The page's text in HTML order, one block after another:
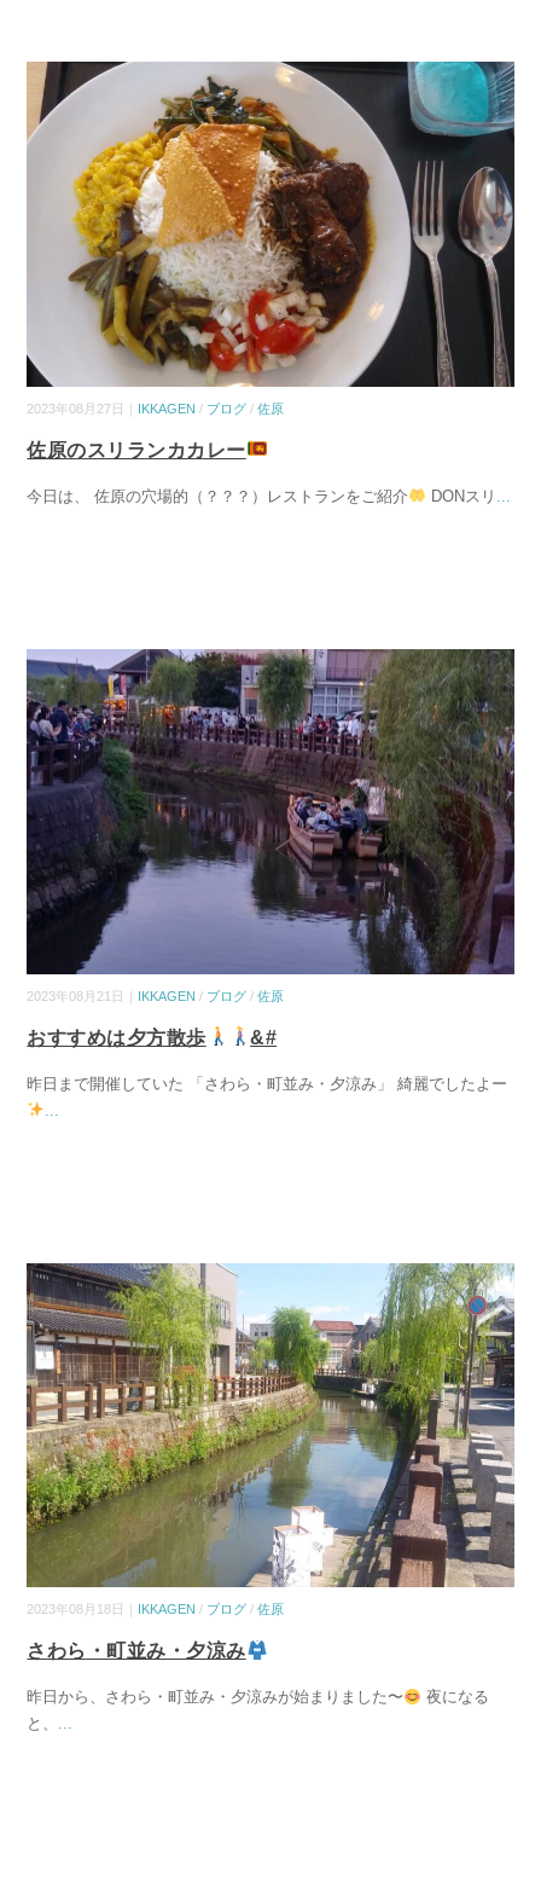
2023年08月27日｜ IKKAGEN / ブログ /佐原
佐原のスリランカカレー
今日は、 佐原の穴場的（？？？）レストランをご紹介 DONスリ
2023年08月21日｜ IKKAGEN / ブログ /佐原
おすすめは夕方散歩 &#
昨日まで開催していた 「さわら・町並み・夕涼み」 綺麗でしたよー
2023年08月18日｜ IKKAGEN / ブログ /佐原
さわら・町並み・夕涼み
昨日から、さわら・町並み・夕涼みが始まりました〜
夜になる
と、 ...